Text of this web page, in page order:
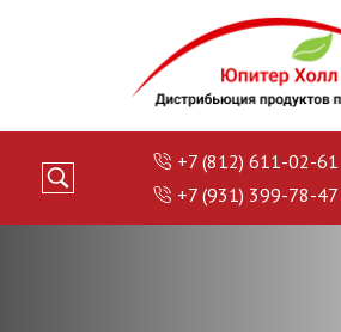
+7 (812) 611-02-61
+7 (931) 399-78-47